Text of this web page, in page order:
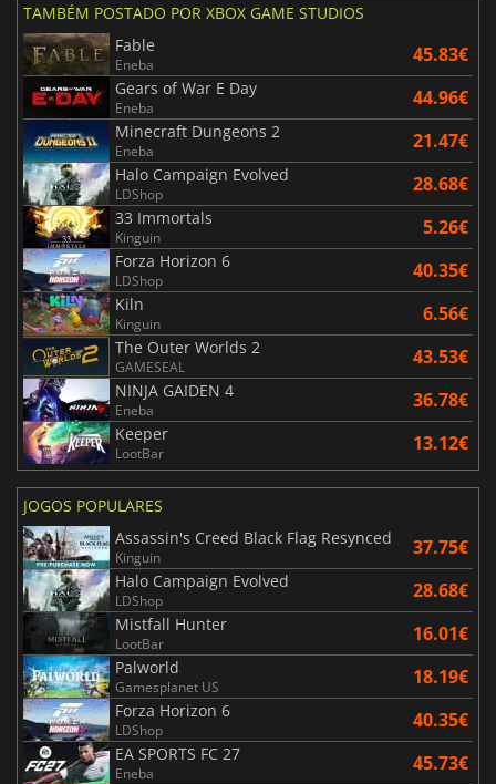
TAMBÉM POSTADO POR XBOX GAME STUDIOS
Fable
Eneba 45.83€
Gears of War E Day
Eneba 44.96€
Minecraft Dungeons 2
Eneba 21.47€
Halo Campaign Evolved
LDShop 28.68€
33 Immortals
Kinguin 5.26€
Forza Horizon 6
LDShop 40.35€
Kiln
Kinguin 6.56€
The Outer Worlds 2
GAMESEAL 43.53€
NINJA GAIDEN 4
Eneba 36.78€
Keeper
LootBar 13.12€
JOGOS POPULARES
Assassin's Creed Black Flag Resynced
Kinguin 37.75€
Halo Campaign Evolved
LDShop 28.68€
Mistfall Hunter
LootBar 16.01€
Palworld
Gamesplanet US 18.19€
Forza Horizon 6
LDShop 40.35€
EA SPORTS FC 27
Eneba 45.73€